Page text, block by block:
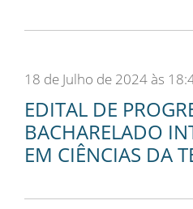
18 de Julho de 2024 às
EDITAL DE
BACHARELADO
EM CIÊNCIAS DA